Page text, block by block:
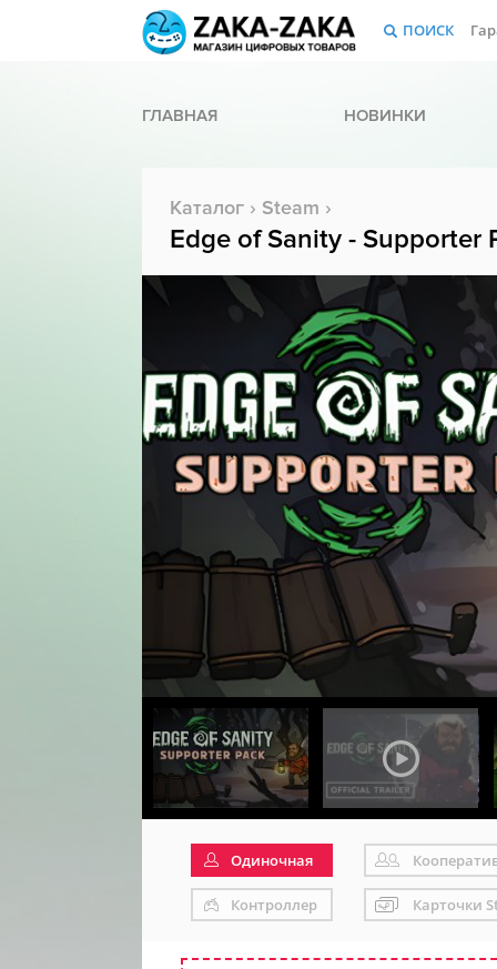
ПОИСК
ГЛАВНАЯ НОВИНКИ
Каталог › Steam ›
Edge of Sanity - Supporter
Одиночная
Контроллер Карточки